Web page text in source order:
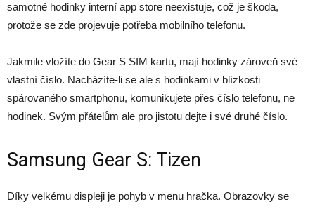
samotné hodinky interní app store neexistuje, což je škoda,
protože se zde projevuje potřeba mobilního telefonu.
Jakmile vložíte do Gear S SIM kartu, mají hodinky zároveň své
vlastní číslo. Nacházíte-li se ale s hodinkami v blízkosti
spárovaného smartphonu, komunikujete přes číslo telefonu, ne
hodinek. Svým přátelům ale pro jistotu dejte i své druhé číslo.
Samsung Gear S: Tizen
Díky velkému displeji je pohyb v menu hračka. Obrazovky se